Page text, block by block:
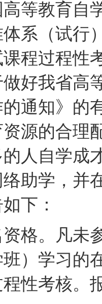
教育自学
系（试行
程过程性
好我省高
通知》的
源的合理
人自学成
助学，并
下：
。凡未参
）学习的
性考核。